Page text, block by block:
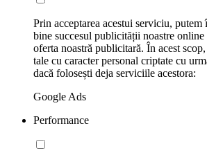
Prin acceptarea acestui serviciu, putem
bine succesul publicității noastre
oferta noastră publicitară. În acest
tale cu caracter personal criptate cu
dacă folosești deja serviciile acestora:
Google Ads
Performance